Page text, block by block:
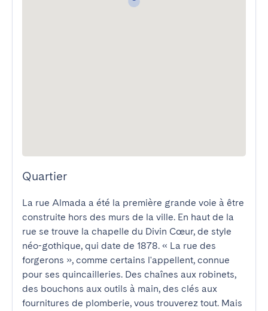
Quartier
La rue Almada a été la première grande voie à être
construite hors des murs de la ville. En haut de la
rue se trouve la chapelle du Divin Cœur, de style
néo-gothique, qui date de 1878. « La rue des
forgerons », comme certains l'appellent, connue
pour ses quincailleries. Des chaînes aux robinets,
des bouchons aux outils à main, des clés aux
fournitures de plomberie, vous trouverez tout. Mais